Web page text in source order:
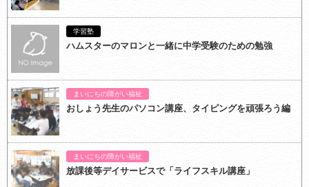
学習塾
ハムスターのマロンと一緒に中学受験のための勉強
まいにちの障がい福祉
おしょう先生のパソコン講座、タイピングを頑張ろう編
まいにちの障がい福祉
放課後等デイサービスで「ライフスキル講座」